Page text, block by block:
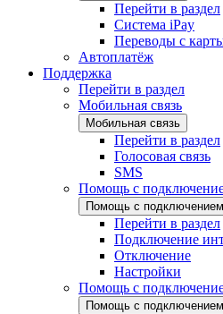
Перейти в раздел
Система iPay
Переводы с
Автоплатёж
Поддержка
Перейти в раздел
Мобильная связь
Мобильная связь
Перейти в раздел
Голосовая связь
SMS
Помощь с
Помощь с
Перейти в раздел
Подключение
Отключение
Настройки
Помощь с
Помощь с